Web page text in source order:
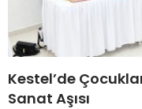
Kestel’de
Sanat Aşısı